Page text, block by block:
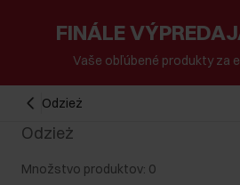
FINÁLE
Vaše obľúbené produkty za
Odzież
Odzież
Množstvo produktov: 0